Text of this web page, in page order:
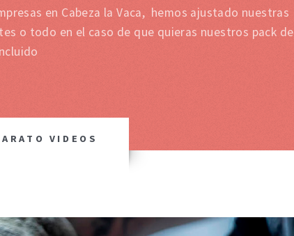
en Cabeza la Vaca, hemos ajustado nuestras
o todo en el caso de que quieras nuestros pack de
VIDEOS